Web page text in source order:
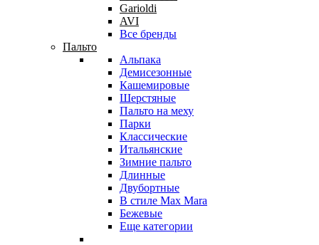
Garioldi
AVI
Все бренды
Пальто
Альпака
Демисезонные
Кашемировые
Шерстяные
Пальто на меху
Парки
Классические
Итальянские
Зимние пальто
Длинные
Двубортные
В стиле Max Mara
Бежевые
Еще категории